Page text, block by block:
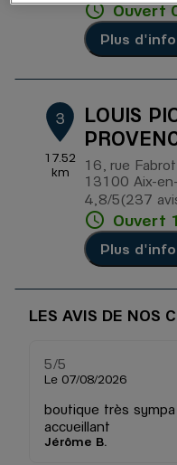
Ouvert
Plus
3
17.52
km
LOUIS
16, rue Fabrot
13100 Aix-
4,8/5 Note de 4.8
(237
Ouvert
Plus
LES AVIS DE NOS
5/5
Le 07/08/2026
boutique très
accueillant
Jérôme B.